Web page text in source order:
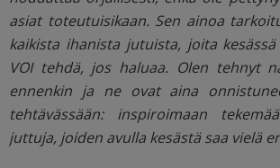
asiat toteutuisikaan. Sen ainoa
kaikista ihanista jutuista, joita
VOI tehdä, jos haluaa. Olen tehnyt
ennenkin ja ne ovat aina
tehtävässään: inspiroimaan
juttuja, joiden avulla kesästä saa vielä